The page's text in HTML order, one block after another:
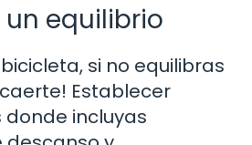
equilibrio
si no equilibras
Establecer
incluyas